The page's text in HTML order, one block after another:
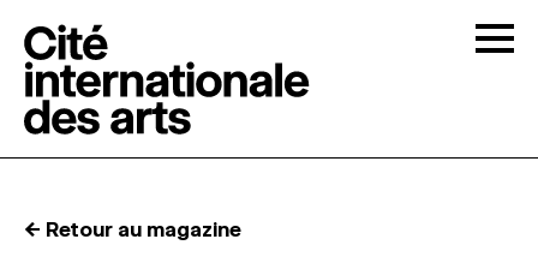
← Retour au magazine